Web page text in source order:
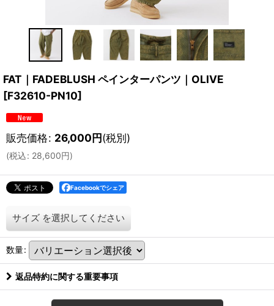
FAT｜FADEBLUSH ペインターパンツ｜OLIVE
[F32610-PN10]
販売価格: 26,000円(税別)
(税込: 28,600円)
Facebookでシェア
サイズ を選択してください
数量:
返品特約に関する重要事項